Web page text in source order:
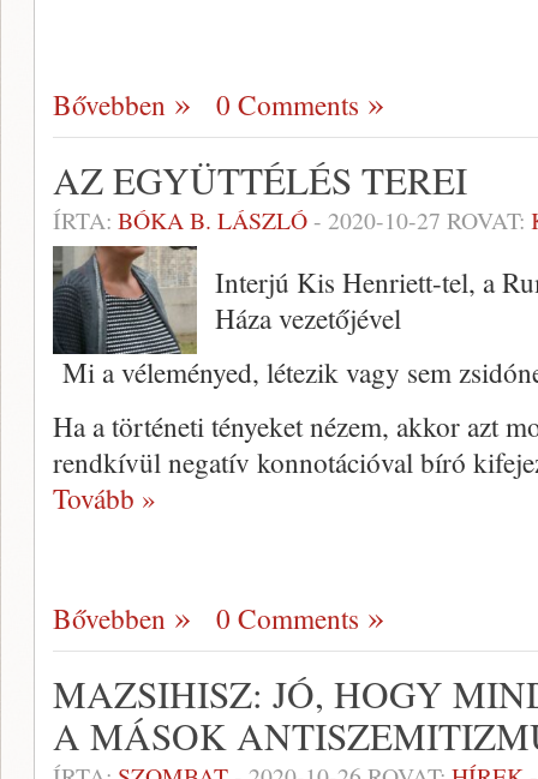
Bővebben 0 Comments
AZ EGYÜTTÉLÉS TEREI
ÍRTA: BÓKA B. LÁSZLÓ- 2020-10-27 ROVAT:
Interjú Kis Henriett-tel, a
Háza vezetőjével
Mi a véleményed, létezik vagy sem
Ha a történeti tényeket nézem, akkor azt
rendkívül negatív konnotációval bíró
Tovább »
Bővebben 0 Comments
MAZSIHISZ: JÓ, HOGY
A MÁSOK